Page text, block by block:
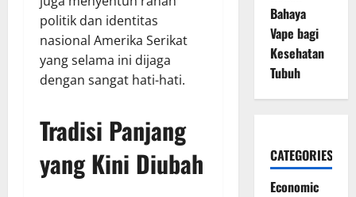
politik dan identitas
nasional Amerika Serikat
yang selama ini dijaga
dengan sangat hati-hati.
Tradisi Panjang
yang Kini Diubah
Bahaya
Vape bagi
Kesehatan
Tubuh
CATEGORIES
Economic